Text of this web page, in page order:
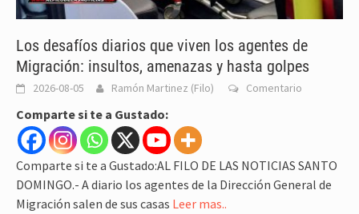
Los desafíos diarios que viven los agentes de
Migración: insultos, amenazas y hasta golpes
2026-08-05 Ramón Martinez (Filo) Comentario
Comparte si te a Gustado:
Comparte si te a Gustado:AL FILO DE LAS NOTICIAS SANTO
DOMINGO.- A diario los agentes de la Dirección General de
Migración salen de sus casas Leer mas..